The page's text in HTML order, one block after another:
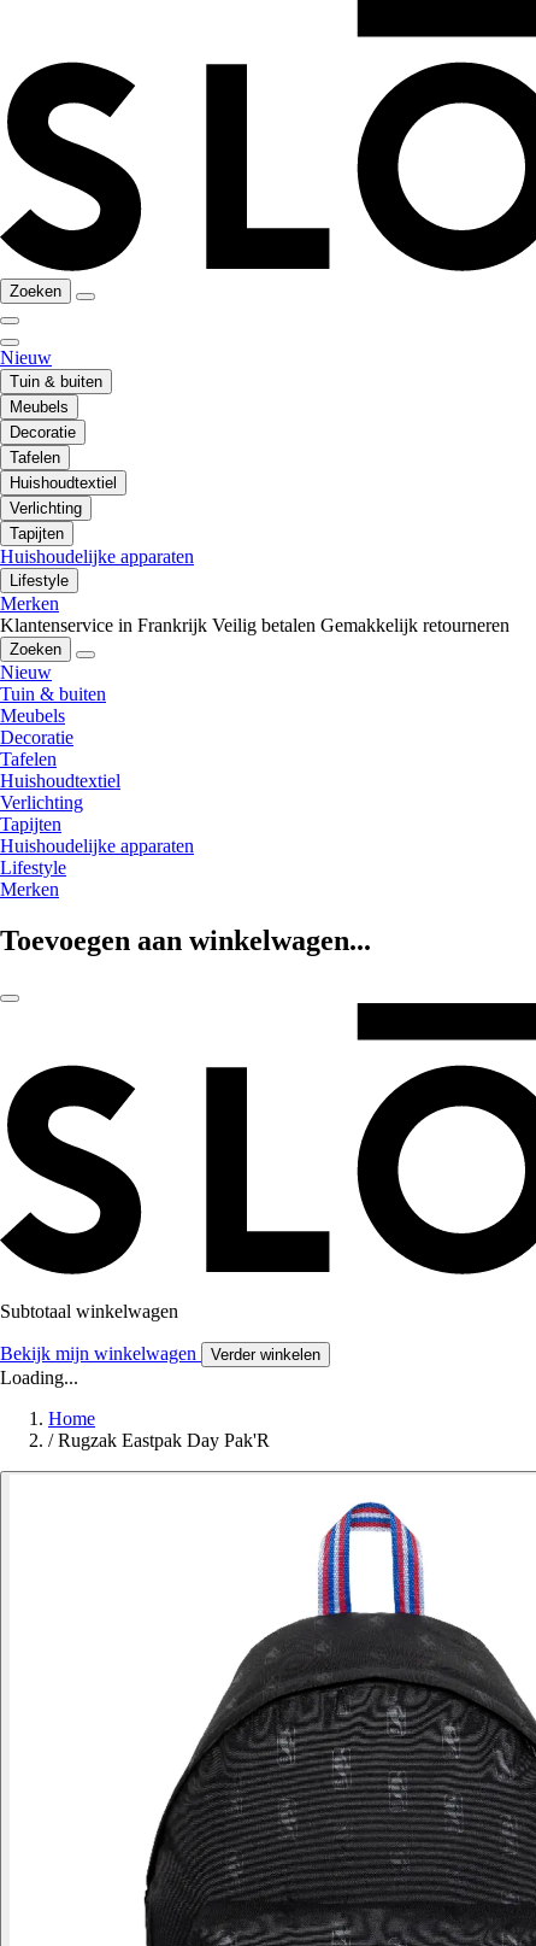
Zoeken
Nieuw
Tuin & buiten
Meubels
Decoratie
Tafelen
Huishoudtextiel
Verlichting
Tapijten
Huishoudelijke apparaten
Lifestyle
Merken
Klantenservice in Frankrijk Veilig betalen Gemakkelijk retourneren
Zoeken
Nieuw
Tuin & buiten
Meubels
Decoratie
Tafelen
Huishoudtextiel
Verlichting
Tapijten
Huishoudelijke apparaten
Lifestyle
Merken
Toevoegen aan winkelwagen...
Subtotaal winkelwagen
Bekijk mijn winkelwagen Verder winkelen
Loading...
Home
/ Rugzak Eastpak Day Pak'R